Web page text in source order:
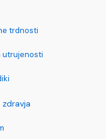
trdnosti
utrujenosti